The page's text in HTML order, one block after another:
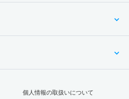
個人情報の取扱いについて